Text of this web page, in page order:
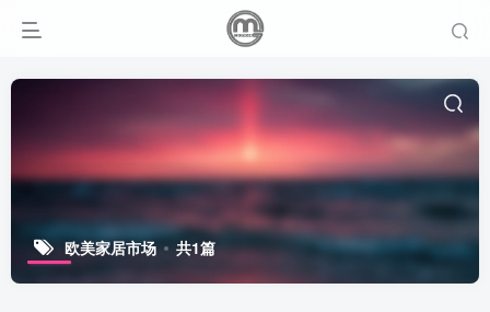
欧美家居市场 共1篇